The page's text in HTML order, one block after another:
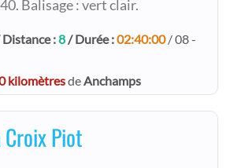
Balisage : vert clair.
:8/ Durée :02:40:00/ 08 -
kilomètresdeAnchamps
Piot